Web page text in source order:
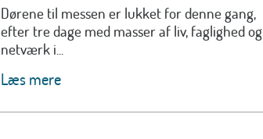
Dørene til messen er lukket for denne gang,
efter tre dage med masser af liv, faglighed og
netværk i...
Læs mere